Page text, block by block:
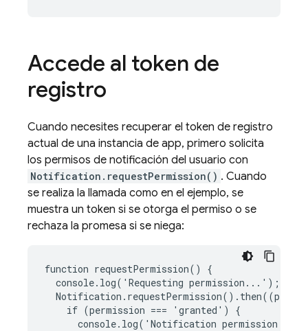
Accede al token de
registro
Cuando necesites recuperar el token de registro
actual de una instancia de app, primero solicita
los permisos de notificación del usuario con
Notification.requestPermission() . Cuando
se realiza la llamada como en el ejemplo, se
muestra un token si se otorga el permiso o se
rechaza la promesa si se niega:
function requestPermission() {
  console.log('Requesting permission...');
    if (permission === 'granted') {
console.log('Notification permission